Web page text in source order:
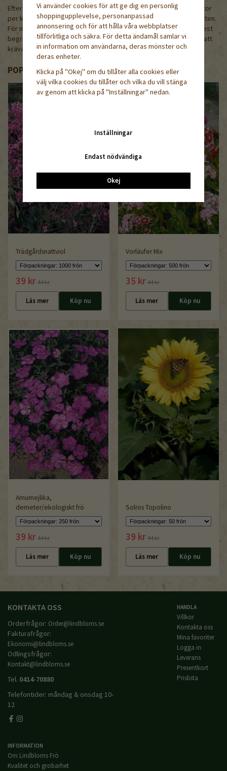
Eftersom plantorna står tätt kan du producera betydligt fler plantor
per kvadratmeter växthusyta jämfört med traditionella pluggbrätten.
För många småskaliga yrkesodlare är just växthusyta en av de mest
begränsande resurserna. Här gör Paperpot verklig skillnad, utan att
kräva större investeringar i ny infrastruktur.
POPULÄRA PRODUKTER
Trädgårdsnattviol
39 kr 44 kr
Läs mer Köp nu
Vorläufer Mix
35 kr 44 kr
Läs mer Köp nu
Amurnejlika,
demeter/ekologiskt frö
39 kr 44 kr
Läs mer Köp nu
Solros Topolino
39 kr 44 kr
Läs mer Köp nu
KONTAKTA OSS
Orderfrågor: Order@lindbloms.se
Fakturafrågor:
Ekonomi@lindbloms.se
Odlingsfrågor:
Kontakt@lindbloms.se
Tel. 0414-70880
Telefontider: måndag & onsdag 10-
12
HANDLA
Villkor
Kontakta oss
Mina favoriter
Logga in
Leverans
Presentkort
Prislista
INFORMATION
Om Lindbloms Frö
Kvalitet och grobarhet
Vi använder cookies för att ge dig en personlig
shoppingupplevelse, personanpassad
annonsering och för att hålla våra webbplatser
tillförlitliga och säkra. För detta ändamål samlar vi
in information om användarna, deras mönster och
deras enheter.
Klicka på "Okej" om du tillåter alla cookies eller
välj vilka cookies du tillåter och vilka du vill stänga
av genom att klicka på "Inställningar" nedan.
Inställningar
Endast nödvändiga
Okej